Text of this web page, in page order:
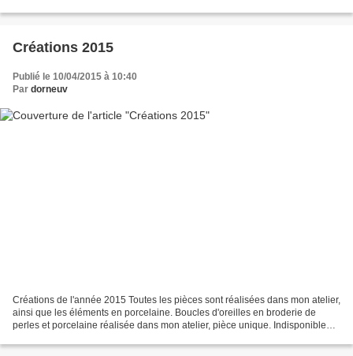
Créations 2015
Publié le 10/04/2015 à 10:40
Par dorneuv
Créations de l'année 2015 Toutes les pièces sont réalisées dans mon atelier,
ainsi que les éléments en porcelaine. Boucles d'oreilles en broderie de
perles et porcelaine réalisée dans mon atelier, pièce unique. Indisponible